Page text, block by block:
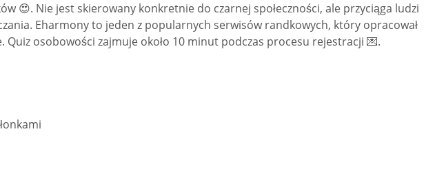
😍. Nie jest skierowany konkretnie do czarnej społeczności, ale przyciąga ludzi
Eharmony to jeden z popularnych serwisów randkowych, który opracował
osobowości zajmuje około 10 minut podczas procesu rejestracji 💌.